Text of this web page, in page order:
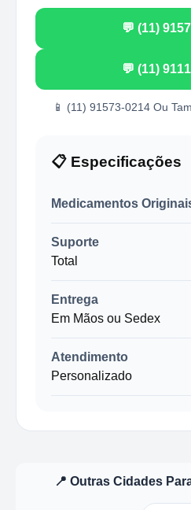
💬 (11)
💬 (11)
📱 (11) 91573-0214 Ou
📋 Especificações
Medicamentos
Suporte
Total
Entrega
Em Mãos ou Sedex
Atendimento
Personalizado
📍 Outras Cidades